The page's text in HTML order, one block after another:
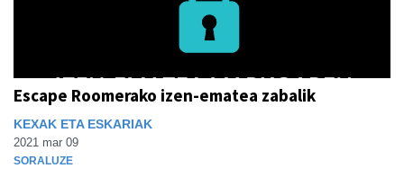
Escape Roomerako izen-ematea zabalik
KEXAK ETA ESKARIAK
2021 mar 09
SORALUZE